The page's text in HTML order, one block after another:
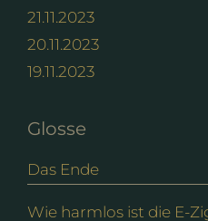
21.11.2023
20.11.2023
19.11.2023
Glosse
Das Ende
Wie harmlos ist die E-